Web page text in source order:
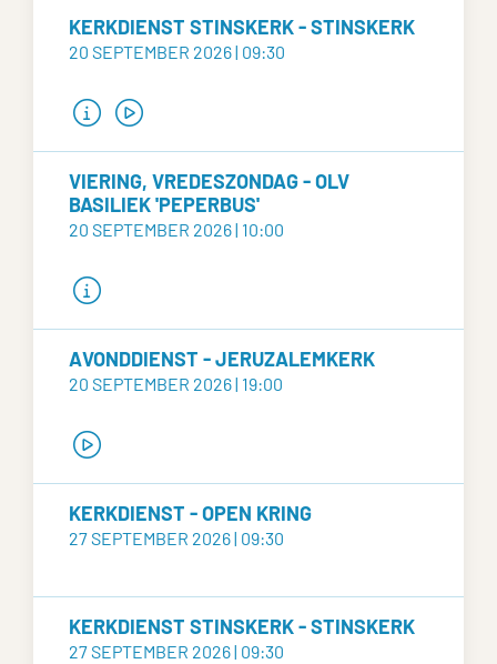
KERKDIENST STINSKERK - STINSKERK
20 SEPTEMBER 2026 | 09:30
VIERING, VREDESZONDAG - OLV
BASILIEK 'PEPERBUS'
20 SEPTEMBER 2026 | 10:00
AVONDDIENST - JERUZALEMKERK
20 SEPTEMBER 2026 | 19:00
KERKDIENST - OPEN KRING
27 SEPTEMBER 2026 | 09:30
KERKDIENST STINSKERK - STINSKERK
27 SEPTEMBER 2026 | 09:30